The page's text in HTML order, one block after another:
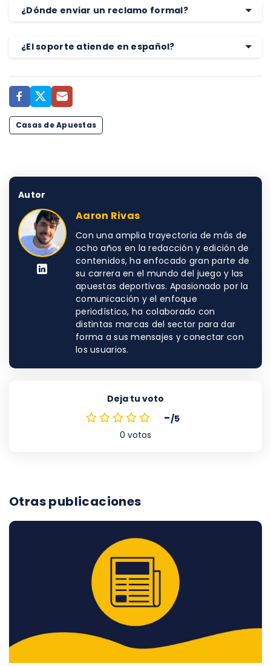
¿Dónde enviar un reclamo formal?
¿El soporte atiende en español?
Casas de Apuestas
Autor
Aaron Rivas
Con una amplia trayectoria de más de
ocho años en la redacción y edición de
contenidos, ha enfocado gran parte de
su carrera en el mundo del juego y las
apuestas deportivas. Apasionado por la
comunicación y el enfoque
periodístico, ha colaborado con
distintas marcas del sector para dar
forma a sus mensajes y conectar con
los usuarios.
Deja tu voto
-/5
0 votos
Otras publicaciones